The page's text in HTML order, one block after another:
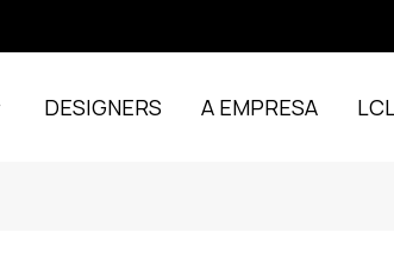
DESIGNERS A EMPRESA